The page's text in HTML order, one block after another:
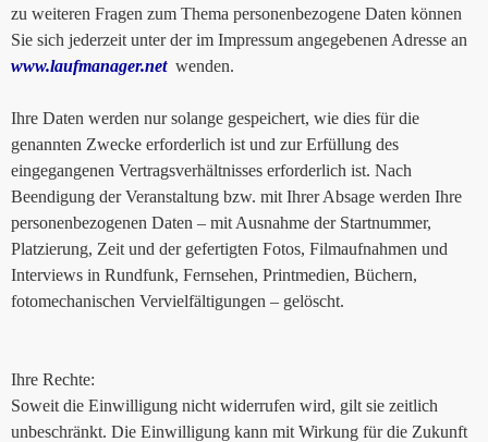
zu weiteren Fragen zum Thema personenbezogene Daten können
Sie sich jederzeit unter der im Impressum angegebenen Adresse an
www.laufmanager.netwenden.
Ihre Daten werden nur solange gespeichert, wie dies für die
genannten Zwecke erforderlich ist und zur Erfüllung des
eingegangenen Vertragsverhältnisses erforderlich ist. Nach
Beendigung der Veranstaltung bzw. mit Ihrer Absage werden Ihre
personenbezogenen Daten – mit Ausnahme der Startnummer,
Platzierung, Zeit und der gefertigten Fotos, Filmaufnahmen und
Interviews in Rundfunk, Fernsehen, Printmedien, Büchern,
fotomechanischen Vervielfältigungen – gelöscht.
Ihre Rechte:
Soweit die Einwilligung nicht widerrufen wird, gilt sie zeitlich
unbeschränkt. Die Einwilligung kann mit Wirkung für die Zukunft